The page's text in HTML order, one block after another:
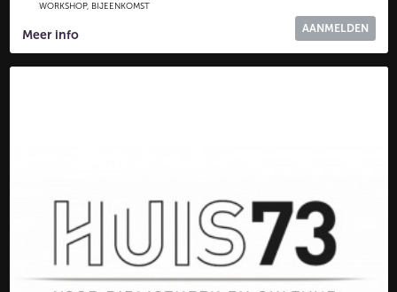
WORKSHOP, BIJEENKOMST
Meer info AANMELDEN